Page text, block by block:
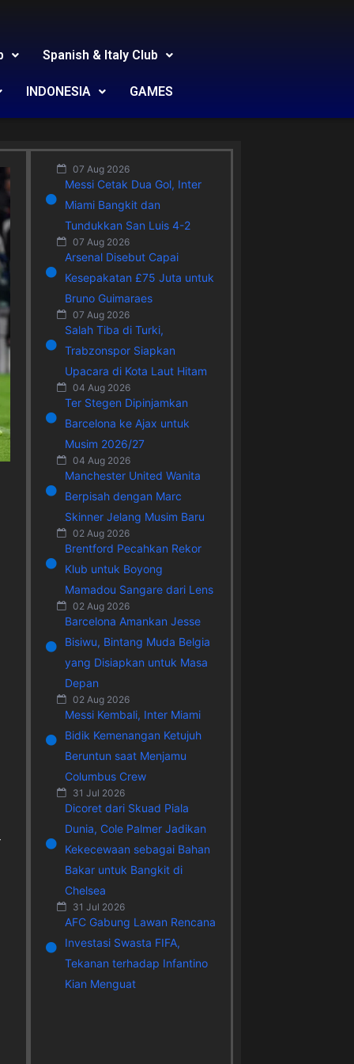
Spanish & Italy Club
INDONESIA GAMES
07 Aug 2026
Messi Cetak Dua Gol, Inter
Miami Bangkit dan
Tundukkan San Luis 4-2
07 Aug 2026
Arsenal Disebut Capai
Kesepakatan £75 Juta untuk
Bruno Guimaraes
07 Aug 2026
Salah Tiba di Turki,
Trabzonspor Siapkan
Upacara di Kota Laut Hitam
04 Aug 2026
Ter Stegen Dipinjamkan
Barcelona ke Ajax untuk
Musim 2026/27
04 Aug 2026
Manchester United Wanita
Berpisah dengan Marc
Skinner Jelang Musim Baru
02 Aug 2026
Brentford Pecahkan Rekor
Klub untuk Boyong
Mamadou Sangare dari Lens
02 Aug 2026
Barcelona Amankan Jesse
Bisiwu, Bintang Muda Belgia
yang Disiapkan untuk Masa
Depan
02 Aug 2026
Messi Kembali, Inter Miami
Bidik Kemenangan Ketujuh
Beruntun saat Menjamu
Columbus Crew
31 Jul 2026
Dicoret dari Skuad Piala
Dunia, Cole Palmer Jadikan
Kekecewaan sebagai Bahan
Bakar untuk Bangkit di
Chelsea
31 Jul 2026
AFC Gabung Lawan Rencana
Investasi Swasta FIFA,
Tekanan terhadap Infantino
Kian Menguat